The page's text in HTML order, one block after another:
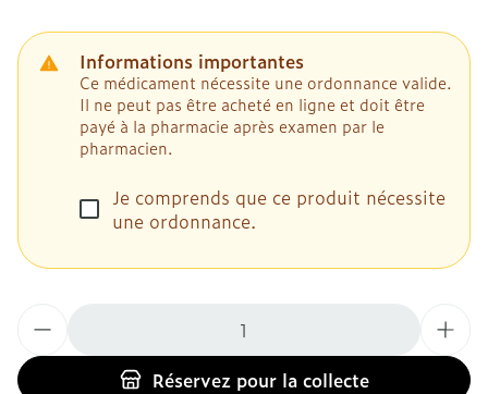
Informations importantes
Ce médicament nécessite une ordonnance valide.
Il ne peut pas être acheté en ligne et doit être
payé à la pharmacie après examen par le
pharmacien.
Je comprends que ce produit nécessite
une ordonnance.
Réservezpour la collecte